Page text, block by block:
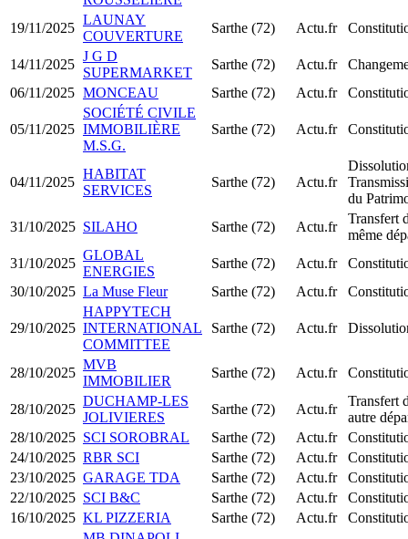
19/11/2025
LAUNAY
COUVERTURE
Sarthe (72) Actu.fr
14/11/2025
J G D
SUPERMARKET
Sarthe (72) Actu.fr
06/11/2025 MONCEAU Sarthe (72) Actu.fr
05/11/2025
SOCIÉTÉ CIVILE
IMMOBILIÈRE
M.S.G.
Sarthe (72) Actu.fr
04/11/2025
HABITAT
SERVICES
Sarthe (72) Actu.fr
du
31/10/2025 SILAHO Sarthe (72) Actu.fr
Transfert
même
31/10/2025
GLOBAL
ENERGIES
Sarthe (72) Actu.fr
30/10/2025 La Muse Fleur Sarthe (72) Actu.fr
29/10/2025
HAPPYTECH
INTERNATIONAL
COMMITTEE
Sarthe (72) Actu.fr
28/10/2025
MVB
IMMOBILIER
Sarthe (72) Actu.fr
28/10/2025
DUCHAMP-LES
JOLIVIERES
Sarthe (72) Actu.fr
Transfert
autre
28/10/2025 SCI SOROBRAL Sarthe (72) Actu.fr
24/10/2025 RBR SCI Sarthe (72) Actu.fr
23/10/2025 GARAGE TDA Sarthe (72) Actu.fr
22/10/2025 SCI B&C Sarthe (72) Actu.fr
16/10/2025 KL PIZZERIA Sarthe (72) Actu.fr